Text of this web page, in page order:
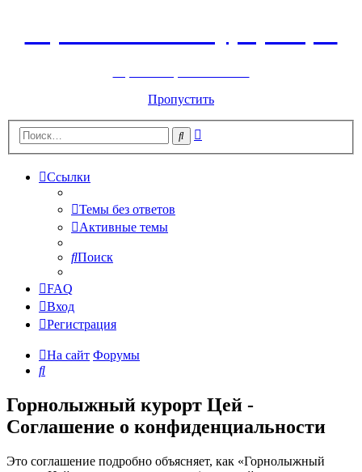
Пропустить
Поиск
Ссылки
Темы без ответов
Активные темы
Поиск
FAQ
Вход
Регистрация
На сайт Форумы
Поиск
Горнолыжный курорт Цей -
Соглашение о конфиденциальности
Это соглашение подробно объясняет, как «Горнолыжный